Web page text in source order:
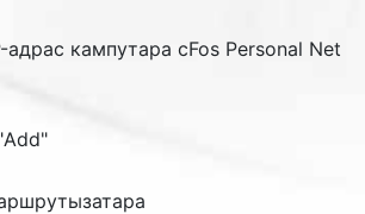
адрас кампутара cFos Personal Net
Add"